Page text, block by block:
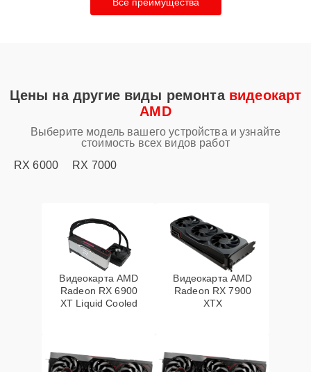
Цены на другие виды ремонта видеокарт
AMD
Выберите модель вашего устройства и узнайте
стоимость всех видов работ
RX 6000
RX 7000
Видеокарта AMD
Radeon RX 6900
XT Liquid Cooled
Видеокарта AMD
Radeon RX 7900
XTX